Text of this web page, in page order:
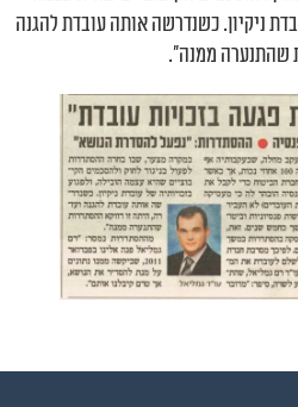
ניקיון. כשנדרשה אותה עובדת להגנה
שהתנערה ממנה".